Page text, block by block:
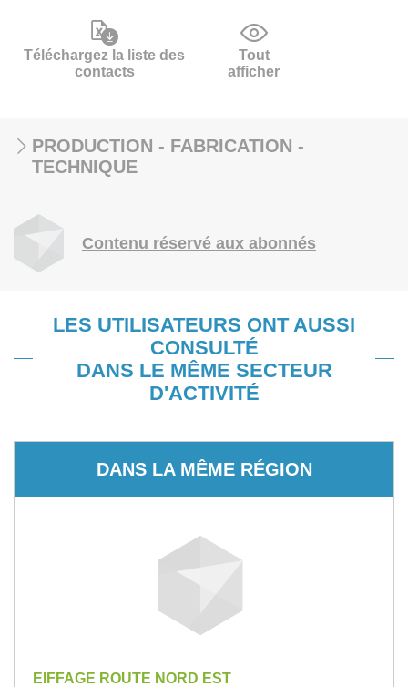
Téléchargez la liste des
contacts
Tout
afficher
PRODUCTION - FABRICATION -
TECHNIQUE
Contenu réservé aux abonnés
LES UTILISATEURS ONT AUSSI
CONSULTÉ
DANS LE MÊME SECTEUR
D'ACTIVITÉ
DANS LA MÊME RÉGION
EIFFAGE ROUTE NORD EST